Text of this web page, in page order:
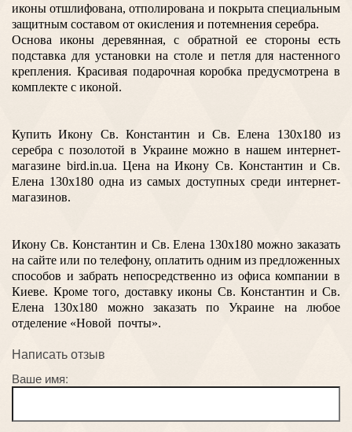
иконы отшлифована, отполирована и покрыта специальным
защитным составом от окисления и потемнения серебра.
Основа иконы деревянная, с обратной ее стороны есть
подставка для установки на столе и петля для настенного
крепления. Красивая подарочная коробка предусмотрена в
комплекте с иконой.
Купить Икону Св. Константин и Св. Елена 130х180 из
серебра с позолотой в Украине можно в нашем интернет-
магазине bird.in.ua. Цена на Икону Св. Константин и Св.
Елена 130х180 одна из самых доступных среди интернет-
магазинов.
Икону Св. Константин и Св. Елена 130х180 можно заказать
на сайте или по телефону, оплатить одним из предложенных
способов и забрать непосредственно из офиса компании в
Киеве. Кроме того, доставку иконы Св. Константин и Св.
Елена 130х180 можно заказать по Украине на любое
отделение «Новой почты».
Написать отзыв
Ваше имя: